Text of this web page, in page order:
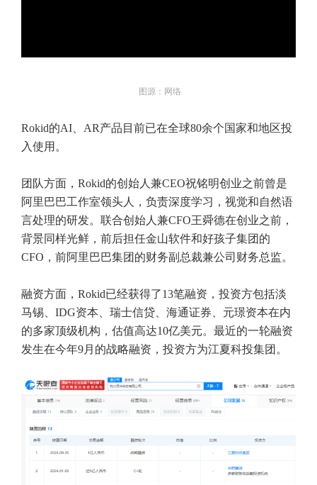
图源：网络
Rokid的AI、AR产品目前已在全球80余个国家和地区投
入使用。
团队方面，Rokid的创始人兼CEO祝铭明创业之前曾是
阿里巴巴工作室领头人，负责深度学习，视觉和自然语
言处理的研发。联合创始人兼CFO王舜德在创业之前，
背景同样光鲜，前后担任金山软件和好孩子集团的
CFO，前阿里巴巴集团的财务副总裁兼公司财务总监。
融资方面，Rokid已经获得了13笔融资，投资方包括淡
马锡、IDG资本、瑞士信贷、海通证券、元璟资本在内
的多家顶级机构，估值高达10亿美元。最近的一轮融资
发生在今年9月的战略融资，投资方为江夏科投集团。